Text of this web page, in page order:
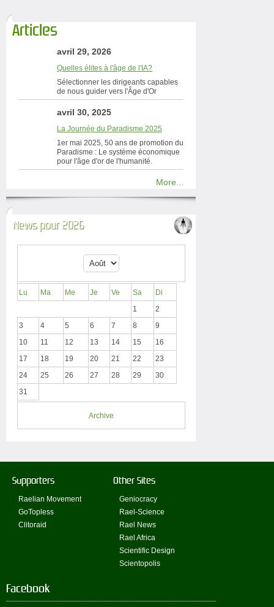
Articles
avril 29, 2026
Quelles élites à l'âge de l'IA?
Sélectionner les dirigeants capables
de nous guider vers l'Âge d'Or
avril 30, 2025
La Journée du Paradisme 2025
1er mai 2025, 50 ans de promotion du
Paradisme : Le système économique
pour l'âge d'or de l'humanité.
More...
News pour 2026
Lu Ma Me Je Ve Sa
Di
1
2
3
4 5 6 7 8
9
10
11 12 13 14 15
16
17
18 19 20 21 22
23
24
25 26 27 28 29
30
31
Archive
Supporters
Raelian Movement
GoTopless
Clitoraid
Other Sites
Geniocracy
Rael-Science
Rael News
Rael Africa
Scientific Design
Scientopolis
Facebook